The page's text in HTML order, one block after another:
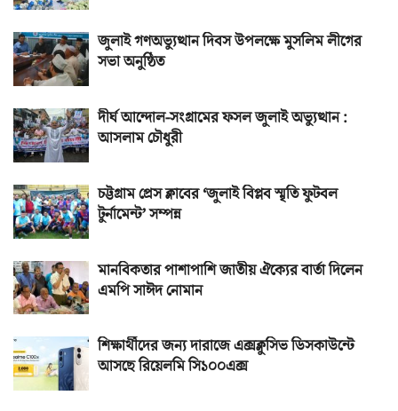
জুলাই গণঅভ্যুত্থান দিবস উপলক্ষে মুসলিম লীগের
সভা অনুষ্ঠিত
দীর্ঘ আন্দোল-সংগ্রামের ফসল জুলাই অভ্যুত্থান :
আসলাম চৌধুরী
চট্টগ্রাম প্রেস ক্লাবের ‘জুলাই বিপ্লব স্মৃতি ফুটবল
টুর্নামেন্ট’ সম্পন্ন
মানবিকতার পাশাপাশি জাতীয় ঐক্যের বার্তা দিলেন
এমপি সাঈদ নোমান
শিক্ষার্থীদের জন্য দারাজে এক্সক্লুসিভ ডিসকাউন্টে
আসছে রিয়েলমি সি১০০এক্স